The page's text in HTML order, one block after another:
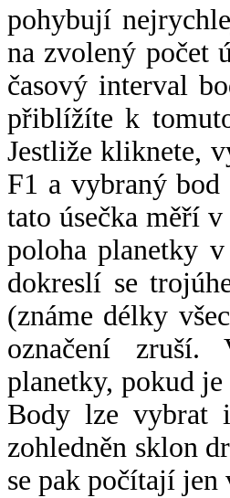
pohybují
na zvolený počet
časový interval
přiblížíte k
Jestliže kliknete,
F1 a vybraný
tato úsečka měří
poloha planetky
dokreslí se
(známe délky
označení zruší.
planetky, pokud
Body lze vybrat
zohledněn sklon
se pak počítají